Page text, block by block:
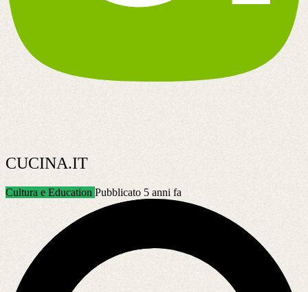
CUCINA.IT
Cultura e Education Pubblicato 5 anni fa